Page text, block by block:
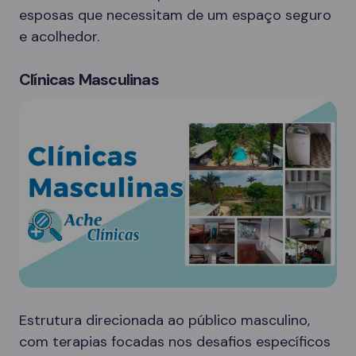
esposas que necessitam de um espaço seguro
e acolhedor.
Clínicas Masculinas
Estrutura direcionada ao público masculino,
com terapias focadas nos desafios específicos